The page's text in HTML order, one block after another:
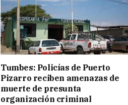
Tumbes: Policías de Puerto
Pizarro reciben amenazas de
muerte de presunta
organización criminal